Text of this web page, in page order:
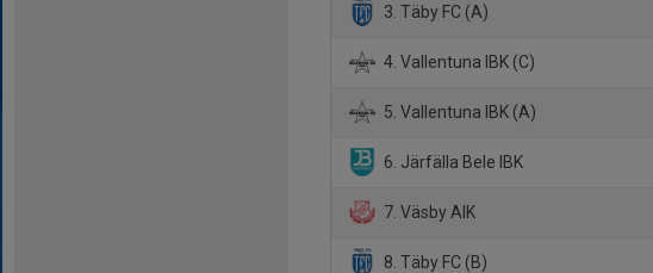
3. Täby FC (A)
4. Vallentuna IBK (C)
5. Vallentuna IBK (A)
6. Järfälla Bele IBK
7. Väsby AIK
8. Täby FC (B)